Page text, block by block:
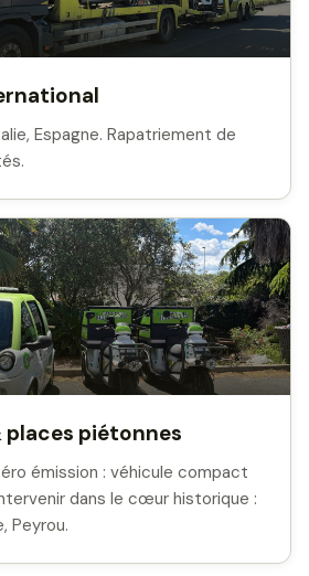
Espagne. Rapatriement de
piétonnes
émission : véhicule compact
dans le cœur historique :
Peyrou.